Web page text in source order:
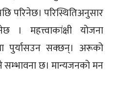
परिनेछ। परिस्थितिअनुसार
महत्त्वाकांक्षी योजना
पुर्यासउन सक्छन्। अरूको
छ। मान्यजनको मन